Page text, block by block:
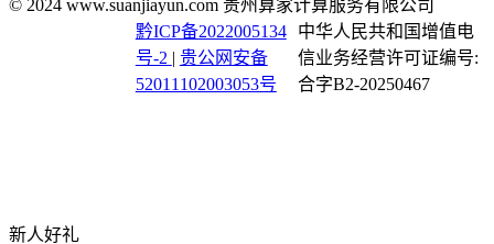
© 2024 www.suanjiayun.com 贵州算家计算服务有限公司
黔ICP备2022005134
号-2 | 贵公网安备
52011102003053号
中华人民共和国增值电
信业务经营许可证编号:
合字B2-20250467
新人好礼